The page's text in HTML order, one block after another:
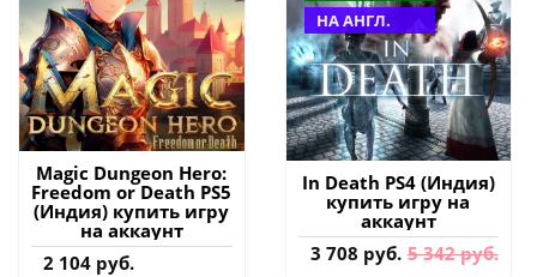
Magic Dungeon Hero:
Freedom or Death PS5
(Индия) купить игру
на аккаунт
2 104 руб.
НА АНГЛ.
In Death PS4 (Индия)
купить игру на
аккаунт
3 708 руб. 5 342 руб.